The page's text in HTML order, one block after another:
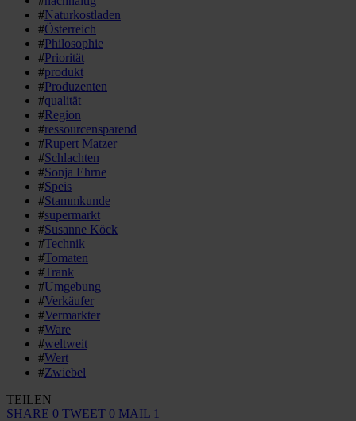
#Naturkostladen
#Österreich
#Philosophie
#Priorität
#produkt
#Produzenten
#qualität
#Region
#ressourcensparend
#Rupert Matzer
#Schlachten
#Sonja Ehrne
#Speis
#Stammkunde
#supermarkt
#Susanne Köck
#Technik
#Tomaten
#Trank
#Umgebung
#Verkäufer
#Vermarkter
#Ware
#weltweit
#Wert
#Zwiebel
TEILEN
SHARE 0 TWEET 0 MAIL 1